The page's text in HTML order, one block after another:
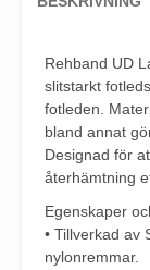
Rehband UD
slitstarkt
fotleden.
bland annat
Designad för
återhämtning
Egenskaper
• Tillverkad av
nylonremmar.